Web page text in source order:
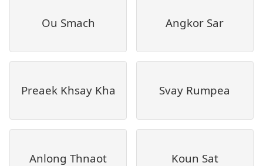
Ou Smach Angkor Sar
Preaek Khsay Kha Svay Rumpea
Anlong Thnaot Koun Sat